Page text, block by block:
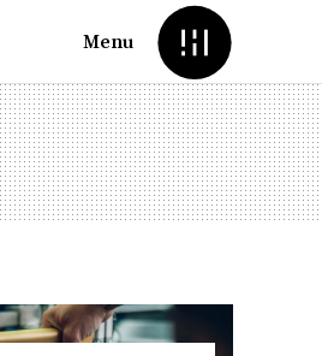
Menu